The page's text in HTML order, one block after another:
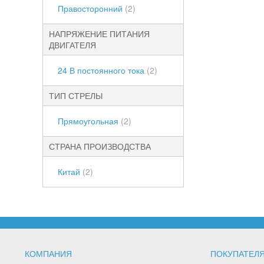
Правосторонний (2)
НАПРЯЖЕНИЕ ПИТАНИЯ
ДВИГАТЕЛЯ
24 В постоянного тока (2)
ТИП СТРЕЛЫ
Прямоугольная (2)
СТРАНА ПРОИЗВОДСТВА
Китай (2)
КОМПАНИЯ